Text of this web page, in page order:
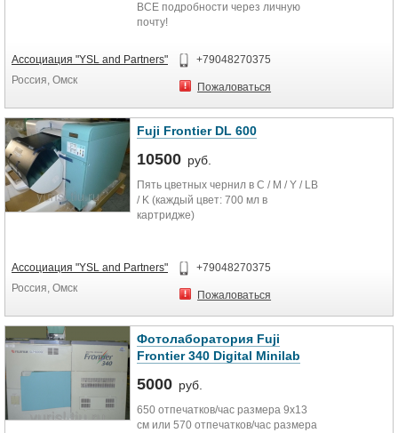
ВСЕ подробности через личную
почту!
Ассоциация "YSL and Partners"
Россия, Омск
+79048270375
Пожаловаться
Fuji Frontier DL 600
10500 руб.
Пять цветных чернил в C / M / Y / LB
/ K (каждый цвет: 700 мл в
картридже)
Ассоциация "YSL and Partners"
Россия, Омск
+79048270375
Пожаловаться
Фотолаборатория Fuji
Frontier 340 Digital Minilab
5000 руб.
650 отпечатков/час размера 9х13
см или 570 отпечатков/час размера